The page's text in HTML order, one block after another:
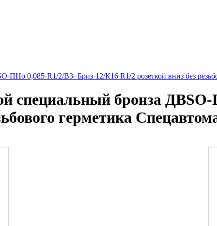
0,085-R1/2/В3- Бриз-12/К16 R1/2 розеткой вниз без
специальный бронза
герметика